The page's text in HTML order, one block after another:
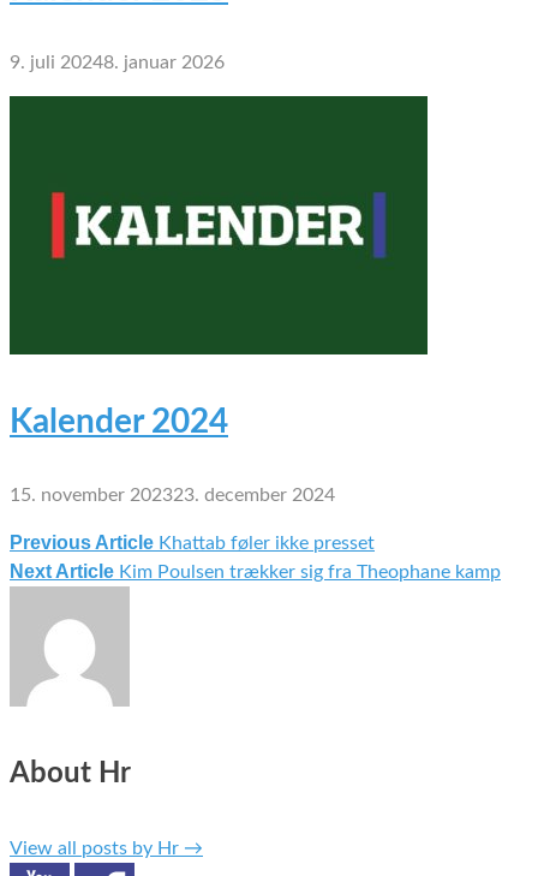
9. juli 20248. januar 2026
Kalender 2024
15. november 202323. december 2024
Indlægsnavigation
Previous Article Khattab føler ikke presset
Next Article Kim Poulsen trækker sig fra Theophane kamp
About Hr
View all posts by Hr →